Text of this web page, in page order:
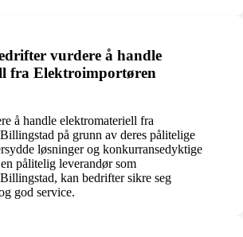
vurdere å handle
fra Elektroimportøren
å handle elektromateriell fra
på grunn av deres pålitelige
løsninger og konkurransedyktige
pålitelig leverandør som
kan bedrifter sikre seg
god service.